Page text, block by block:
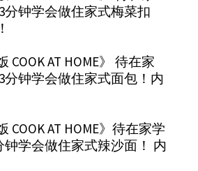
分钟学会做住家式梅菜扣
COOK AT HOME》 待在家
分钟学会做住家式面包！内
COOK AT HOME》待在家学
钟学会做住家式辣沙面！ 内